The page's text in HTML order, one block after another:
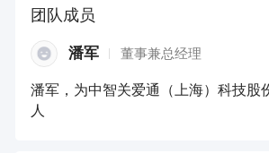
团队成员
潘军 董事兼总经理
潘军，为中智关爱通（上海）科技股
人